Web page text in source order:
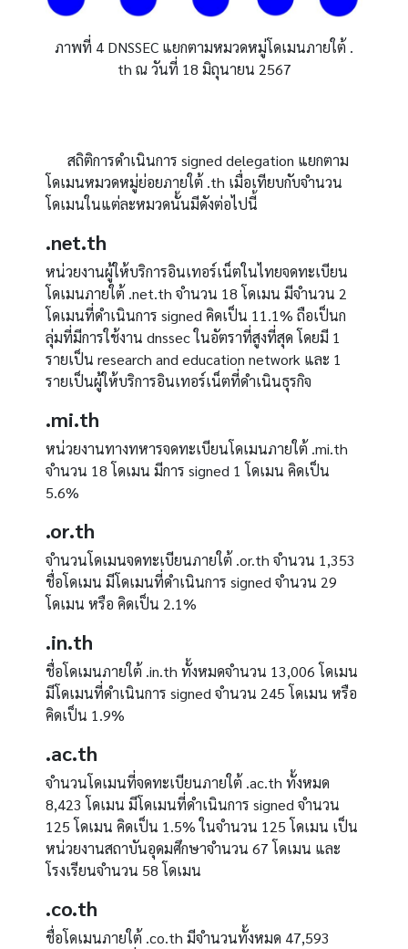
ภาพที่ 4 DNSSEC แยกตามหมวดหมู่โดเมนภายใต้ .
th ณ วันที่ 18 มิถุนายน 2567
สถิติการดำเนินการ signed delegation แยกตาม
โดเมนหมวดหมู่ย่อยภายใต้ .th เมื่อเทียบกับจำนวน
โดเมนในแต่ละหมวดนั้นมีดังต่อไปนี้
.net.th
หน่วยงานผู้ให้บริการอินเทอร์เน็ตในไทยจดทะเบียน
โดเมนภายใต้ .net.thจำนวน 18โดเมน มีจำนวน 2
โดเมนที่ดำเนินการ signedคิดเป็น 11.1%ถือเป็นก
ลุ่มที่มีการใช้งาน dnssecในอัตราที่สูงที่สุด โดยมี 1
รายเป็น research and education network และ 1
รายเป็นผู้ให้บริการอินเทอร์เน็ตที่ดำเนินธุรกิจ
.mi.th
หน่วยงานทางทหารจดทะเบียนโดเมนภายใต้ .mi.th
จำนวน 18โดเมน มีการ signed 1โดเมน คิดเป็น
5.6%
.or.th
จำนวนโดเมนจดทะเบียนภายใต้ .or.thจำนวน 1,353
ชื่อโดเมน มีโดเมนที่ดำเนินการ signedจำนวน 29
โดเมน หรือ คิดเป็น 2.1%
.in.th
ชื่อโดเมนภายใต้ .in.thทั้งหมดจำนวน 13,006โดเมน
มีโดเมนที่ดำเนินการ signedจำนวน 245โดเมน หรือ
คิดเป็น 1.9%
.ac.th
จำนวนโดเมนที่จดทะเบียนภายใต้ .ac.thทั้งหมด
8,423โดเมน มีโดเมนที่ดำเนินการ signedจำนวน
125โดเมน คิดเป็น 1.5%ในจำนวน 125โดเมน เป็น
หน่วยงานสถาบันอุดมศึกษาจำนวน 67โดเมน และ
โรงเรียนจำนวน 58โดเมน
.co.th
ชื่อโดเมนภายใต้ .co.thมีจำนวนทั้งหมด 47,593